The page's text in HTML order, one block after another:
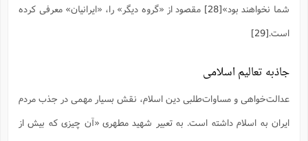
شما نخواهند بود»[28]
مقصود از «گروه دیگر» را، «ایرانیان» معرفی کرده
است.[29]
جاذبه تعالیم اسلامی
عدالت‌خواهی و مساوات‌طلبی دین اسلام، نقش بسیار مهمی در جذب مردم
ایران به اسلام داشته است. به تعبیر شهید مطهری «آن چیزی که بیش از